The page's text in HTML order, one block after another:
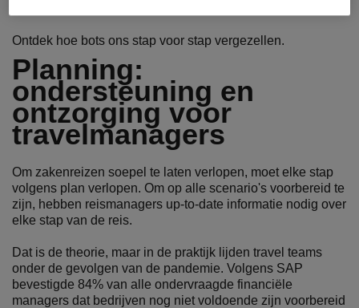
Ontdek hoe bots ons stap voor stap vergezellen.
Planning:
ondersteuning en
ontzorging voor
travelmanagers
Om zakenreizen soepel te laten verlopen, moet elke stap
volgens plan verlopen. Om op alle scenario's voorbereid te
zijn, hebben reismanagers up-to-date informatie nodig over
elke stap van de reis.
Dat is de theorie, maar in de praktijk lijden travel teams
onder de gevolgen van de pandemie. Volgens SAP
bevestigde 84% van alle ondervraagde financiële
managers dat bedrijven nog niet voldoende zijn voorbereid